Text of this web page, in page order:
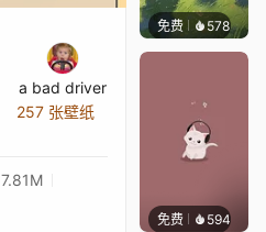
a bad driver
257 张壁纸
7.81M
免费 578渔小小
免费 594Bewie